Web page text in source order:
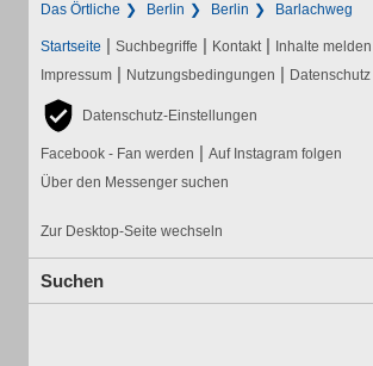
Das Örtliche Berlin Berlin Barlachweg
Startseite | Suchbegriffe | Kontakt | Inhalte melden
Impressum | Nutzungsbedingungen | Datenschutz
Datenschutz-Einstellungen
Facebook - Fan werden | Auf Instagram folgen
Über den Messenger suchen
Zur Desktop-Seite wechseln
Suchen